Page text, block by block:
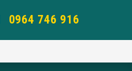
0964 746 916